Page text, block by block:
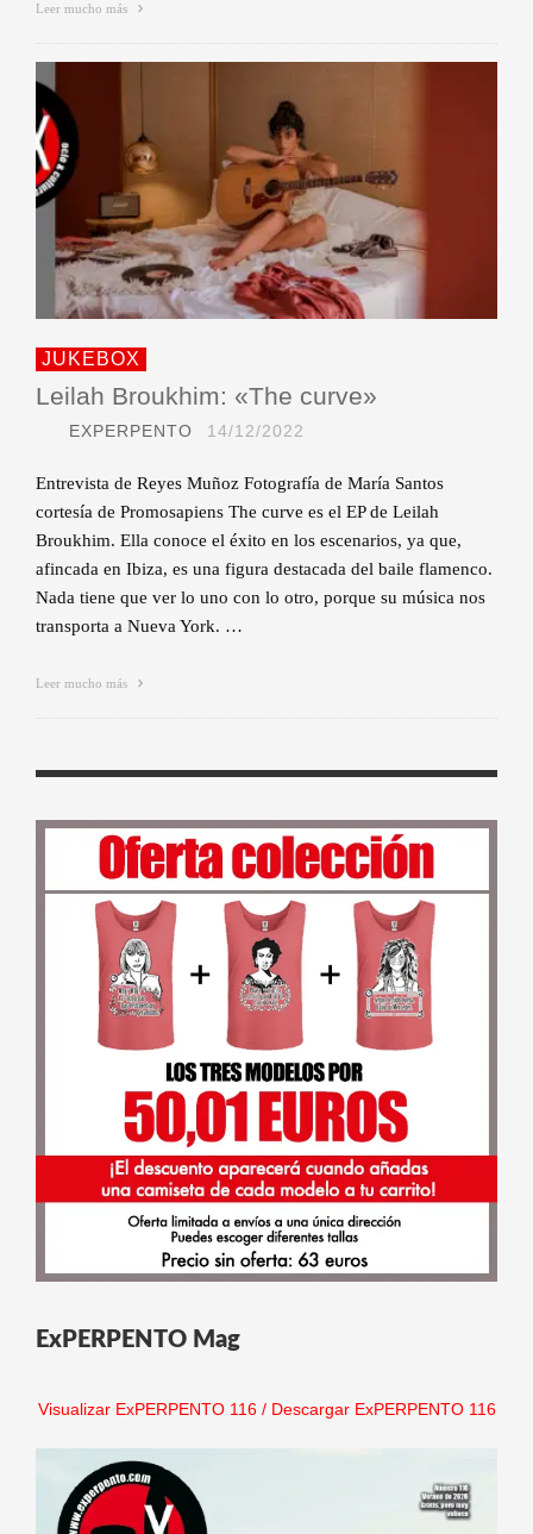
Leer mucho más
JUKEBOX
Leilah Broukhim: «The curve»
EXPERPENTO 14/12/2022
Entrevista de Reyes Muñoz Fotografía de María Santos
cortesía de Promosapiens The curve es el EP de Leilah
Broukhim. Ella conoce el éxito en los escenarios, ya que,
afincada en Ibiza, es una figura destacada del baile flamenco.
Nada tiene que ver lo uno con lo otro, porque su música nos
transporta a Nueva York. …
Leer mucho más
ExPERPENTO Mag
Visualizar ExPERPENTO 116/ Descargar ExPERPENTO 116